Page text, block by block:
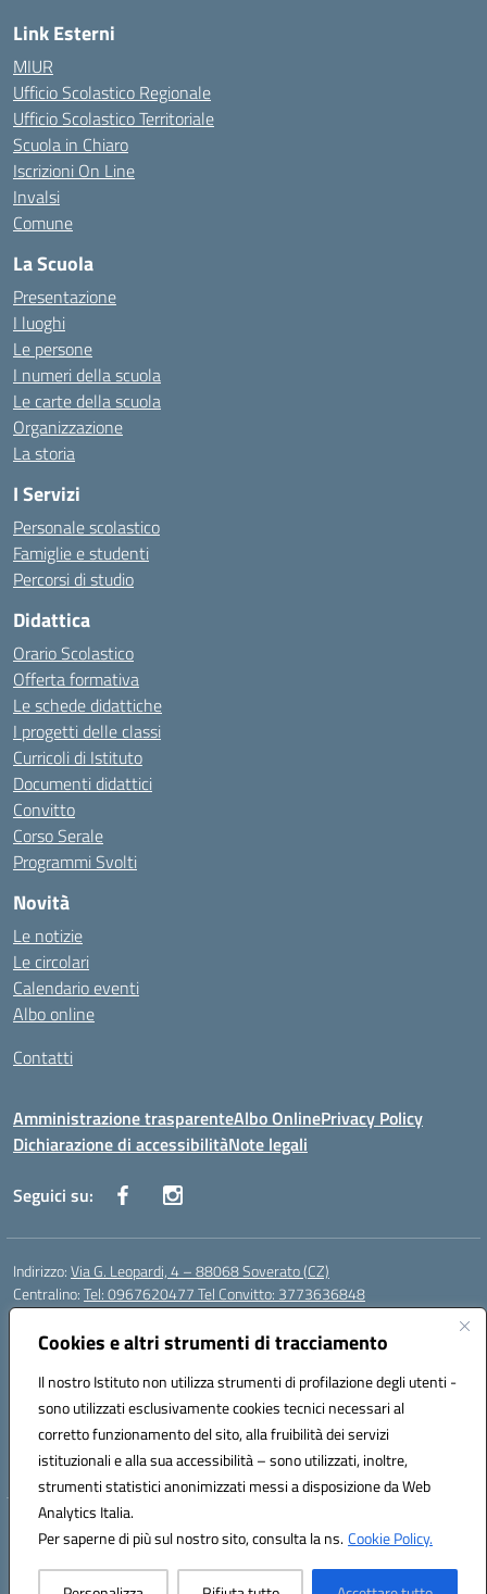
Cookies e altri strumenti di tracciamento
Il nostro Istituto non utilizza strumenti di profilazione degli utenti -
sono utilizzati esclusivamente cookies tecnici necessari al
corretto funzionamento del sito, alla fruibilità dei servizi
istituzionali e alla sua accessibilità – sono utilizzati, inoltre,
strumenti statistici anonimizzati messi a disposizione da Web
Analytics Italia.
Per saperne di più sul nostro sito, consulta la ns.Cookie Policy.
Link Esterni
MIUR
Ufficio Scolastico Regionale
Ufficio Scolastico Territoriale
Scuola in Chiaro
Iscrizioni On Line
Invalsi
Comune
La Scuola
Presentazione
I luoghi
Le persone
I numeri della scuola
Le carte della scuola
Organizzazione
La storia
I Servizi
Personale scolastico
Famiglie e studenti
Percorsi di studio
Didattica
Orario Scolastico
Offerta formativa
Le schede didattiche
I progetti delle classi
Curricoli di Istituto
Documenti didattici
Convitto
Corso Serale
Programmi Svolti
Novità
Le notizie
Le circolari
Calendario eventi
Albo online
Contatti
Amministrazione trasparenteAlbo OnlinePrivacy Policy
Dichiarazione di accessibilitàNote legali
Seguici su:
Indirizzo:Via G. Leopardi, 4 – 88068 Soverato (CZ)
Centralino:Tel: 0967620477 Tel Convitto: 3773636848
Email:
Posta elettronica certificata (PEC):czrh04000q@pec.istruzione.it
Codice fiscale: 84000690796
Codice meccanografico:CZRH04000Q
Codice Indice delle Pubbliche Amministrazioni (IPA): istsc_czrh04000q
Codice unico di fatturazione (CUF): UF9M13
Hosting & Powered by 3D Solution S.r.l.
Concept & Design by Designers Italia